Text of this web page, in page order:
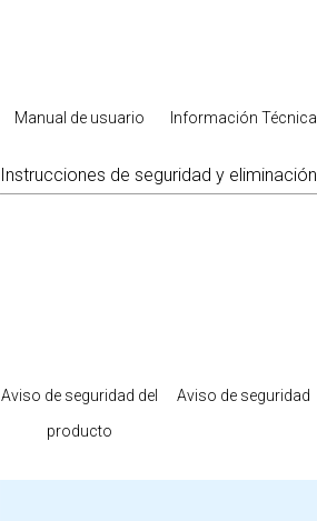
Manual de usuario Información Técnica
Instrucciones de seguridad y eliminación
Aviso de seguridad del
producto
Aviso de seguridad